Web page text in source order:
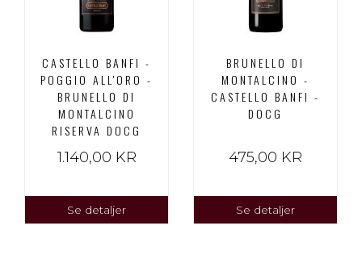
CASTELLO BANFI -
POGGIO ALL'ORO -
BRUNELLO DI
MONTALCINO
RISERVA DOCG
1.140,00 KR
Se detaljer
BRUNELLO DI
MONTALCINO -
CASTELLO BANFI -
DOCG
475,00 KR
Se detaljer